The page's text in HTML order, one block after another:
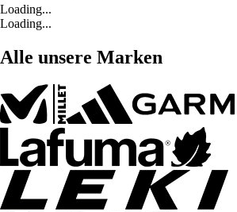
Loading...
Loading...
Alle unsere Marken